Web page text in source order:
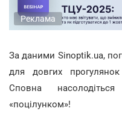
Реклама
За даними Sinoptik.ua,
для довгих
Сповна
«поцілунком»!